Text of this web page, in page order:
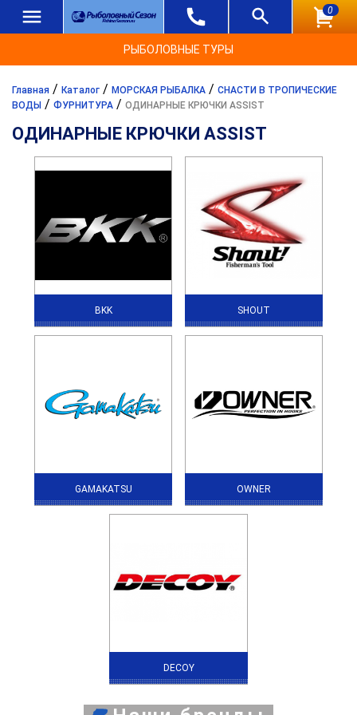
0
РЫБОЛОВНЫЕ ТУРЫ
Главная / Каталог / МОРСКАЯ РЫБАЛКА / СНАСТИ В ТРОПИЧЕСКИЕ
ВОДЫ / ФУРНИТУРА / ОДИНАРНЫЕ КРЮЧКИ ASSIST
ОДИНАРНЫЕ КРЮЧКИ ASSIST
BKK SHOUT
GAMAKATSU OWNER
DECOY